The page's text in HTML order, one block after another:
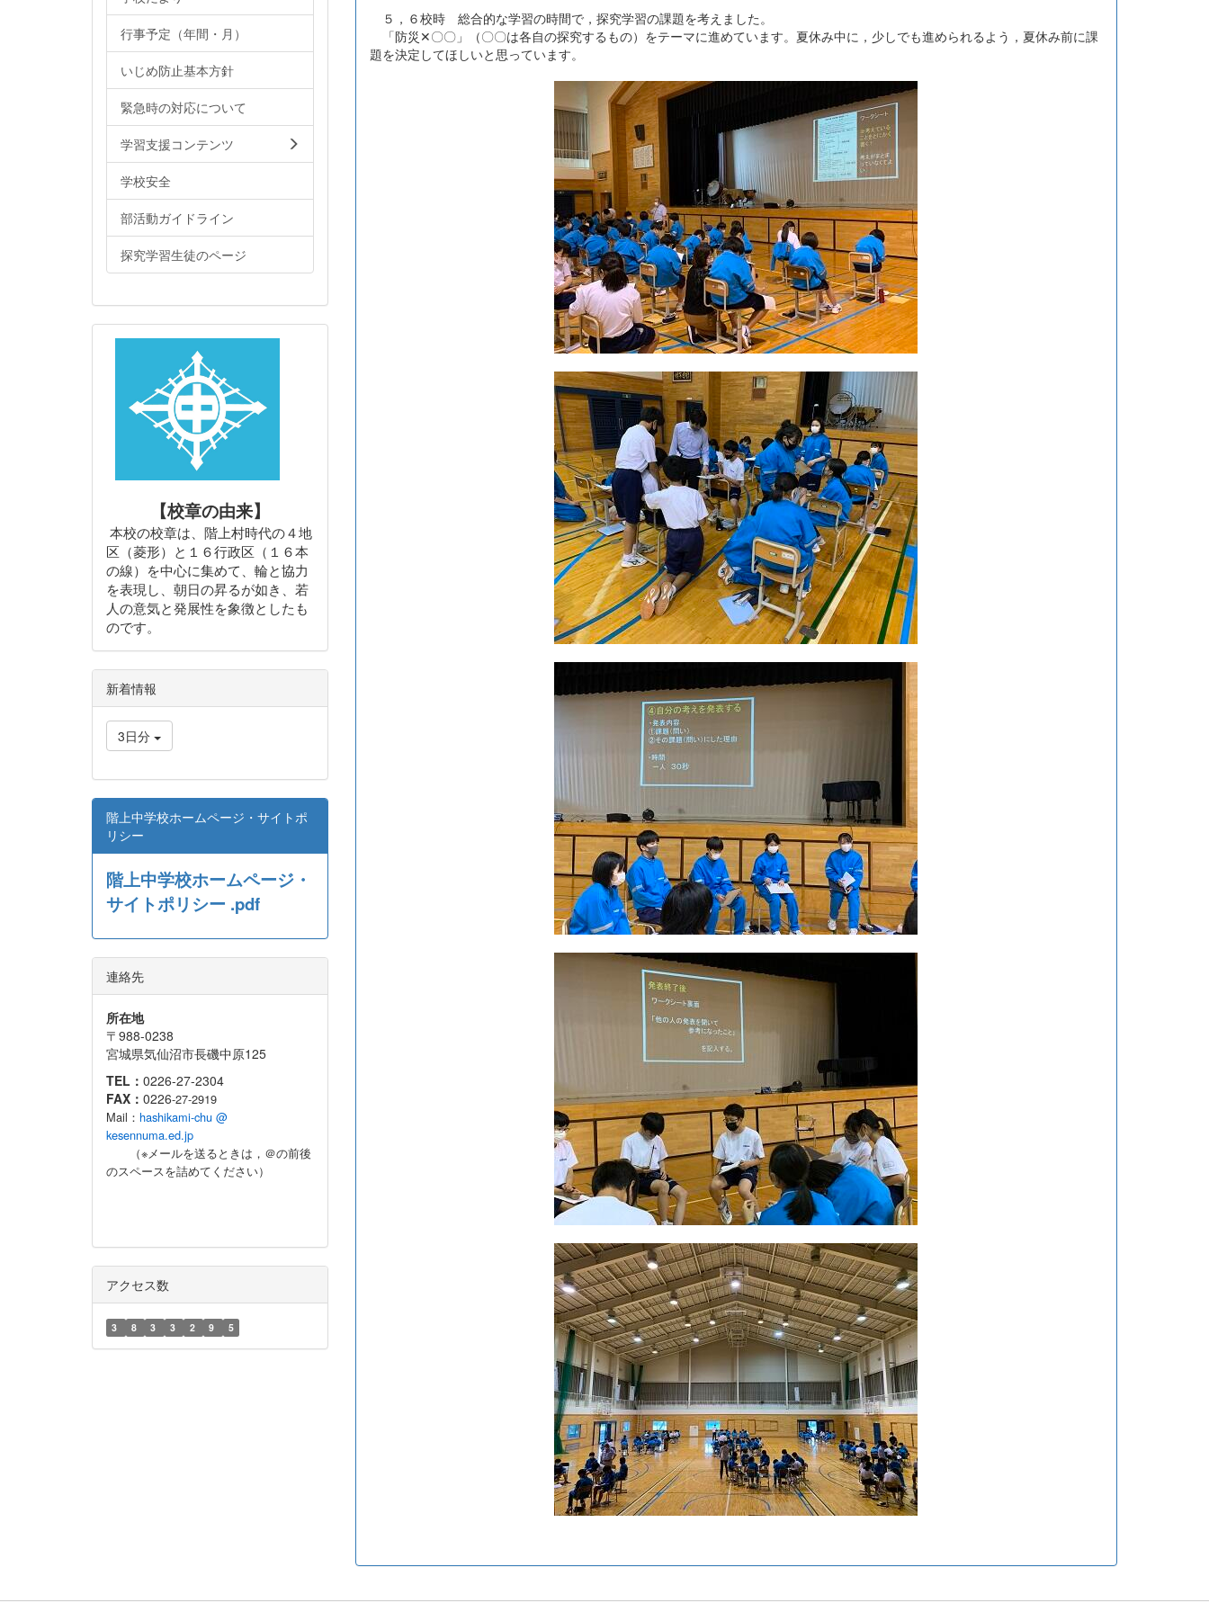
５，６校時 総合的な学習の時間で，探究学習の課題を考えました。
「防災✕〇〇」（〇〇は各自の探究するもの）をテーマに進めています。夏休み中に，少しでも進められるよう，夏休み前に課
題を決定してほしいと思っています。
行事予定（年間・月）
いじめ防止基本方針
緊急時の対応について
学習支援コンテンツ
学校安全
部活動ガイドライン
探究学習生徒のページ
【校章の由来】
本校の校章は、階上村時代の４地
区（菱形）と１６行政区（１６本
の線）を中心に集めて、輪と協力
を表現し、朝日の昇るが如き、若
人の意気と発展性を象徴としたも
のです。
新着情報
3日分
階上中学校ホームページ・サイトポ
リシー
階上中学校ホームページ・
サイトポリシー .pdf
連絡先
所在地
〒988-0238
宮城県気仙沼市長磯中原125
TEL： 0226-27-2304
FAX： 0226-27-2919
Mail： hashikami-chu @
kesennuma.ed.jp
（※メールを送るときは，＠の前後
のスペースを詰めてください）
アクセス数
3 8 3 3 2 9 5